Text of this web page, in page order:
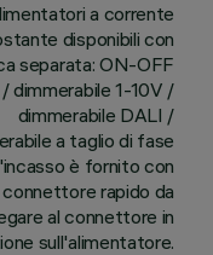
a corrente
disponibili con
separata: ON-OFF
/ dimmerabile 1-10V /
dimmerabile DALI /
a taglio di fase
è fornito con
rapido da
al connettore in
sull'alimentatore.